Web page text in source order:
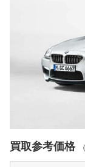
買取参考価格 （